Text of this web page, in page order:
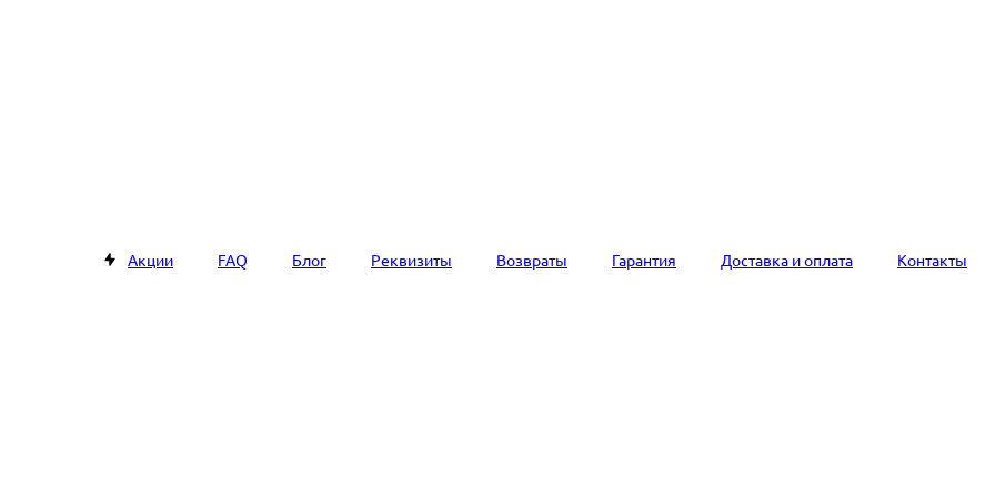
Акции FAQ Блог Реквизиты Возвраты Гарантия Доставка и оплата Контакты